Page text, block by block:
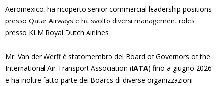
Aeromexico, ha ricoperto senior commercial leadership positions
presso Qatar Airways e ha svolto diversi management roles
presso KLM Royal Dutch Airlines.
Mr. Van der Werff è statomembro del Board of Governors of the
International Air Transport Association (IATA) fino a giugno 2026
e ha inoltre fatto parte dei Boards di diverse organizzazioni